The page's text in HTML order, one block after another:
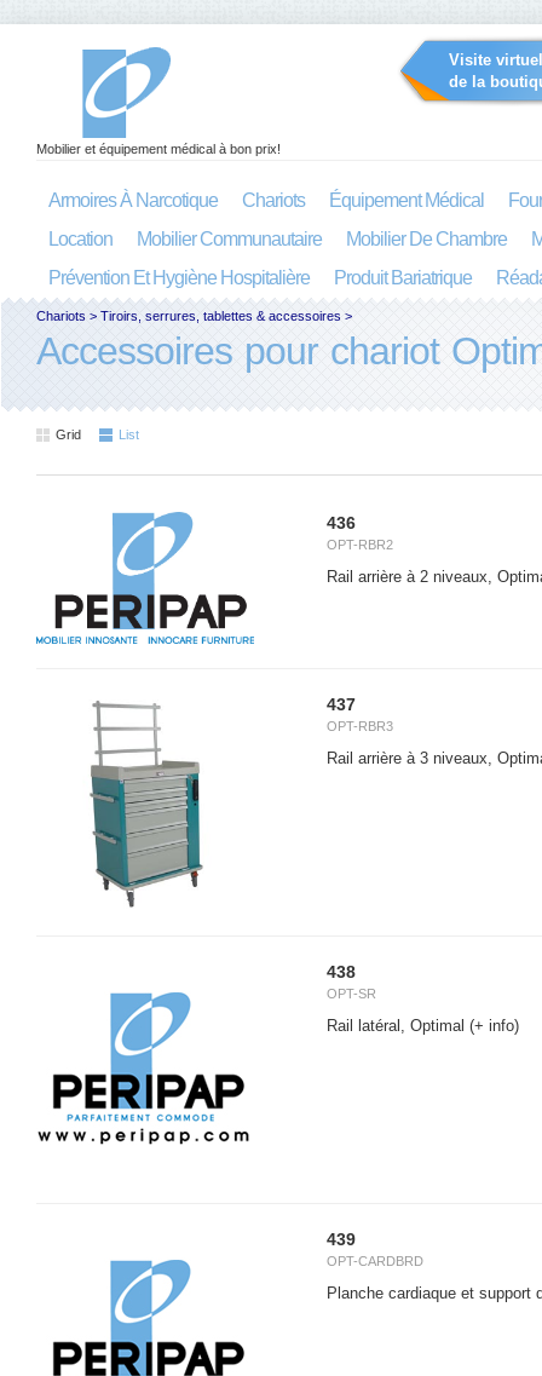
Visite
de la
Mobilier et équipement médical à bon prix!
Armoires À Narcotique Chariots Équipement Médical
Location
Mobilier Communautaire Mobilier De Chambre
Prévention Et Hygiène Hospitalière
Produit Bariatrique
Chariots > Tiroirs, serrures, tablettes & accessoires >
Accessoires pour chariot
Grid List
436
OPT-RBR2
Rail arrière à 2 niveaux,
437
OPT-RBR3
Rail arrière à 3 niveaux,
438
OPT-SR
Rail latéral, Optimal (+ info)
439
OPT-CARDBRD
Planche cardiaque et support